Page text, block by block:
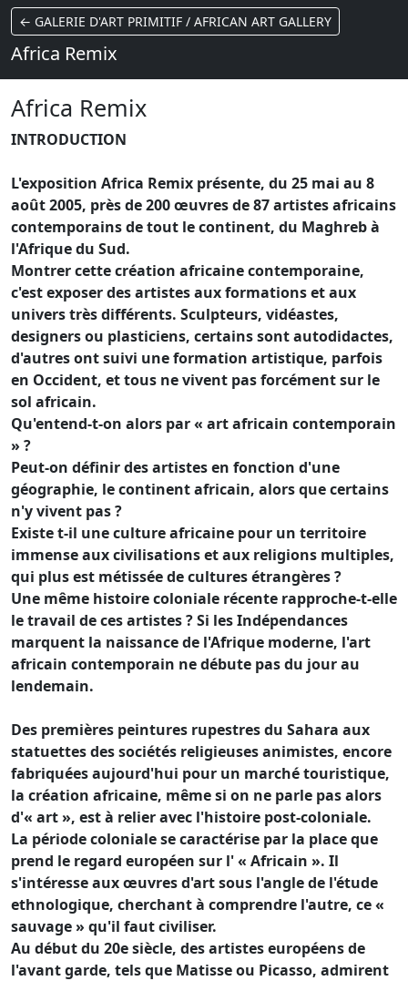
← GALERIE D'ART PRIMITIF / AFRICAN ART GALLERY
Africa Remix
Africa Remix
INTRODUCTION
L'exposition Africa Remix présente, du 25 mai au 8
août 2005, près de 200 œuvres de 87 artistes africains
contemporains de tout le continent, du Maghreb à
l'Afrique du Sud.
Montrer cette création africaine contemporaine,
c'est exposer des artistes aux formations et aux
univers très différents. Sculpteurs, vidéastes,
designers ou plasticiens, certains sont autodidactes,
d'autres ont suivi une formation artistique, parfois
en Occident, et tous ne vivent pas forcément sur le
sol africain.
Qu'entend-t-on alors par « art africain contemporain
» ?
Peut-on définir des artistes en fonction d'une
géographie, le continent africain, alors que certains
n'y vivent pas ?
Existe t-il une culture africaine pour un territoire
immense aux civilisations et aux religions multiples,
qui plus est métissée de cultures étrangères ?
Une même histoire coloniale récente rapproche-t-elle
le travail de ces artistes ? Si les Indépendances
marquent la naissance de l'Afrique moderne, l'art
africain contemporain ne débute pas du jour au
lendemain.
Des premières peintures rupestres du Sahara aux
statuettes des sociétés religieuses animistes, encore
fabriquées aujourd'hui pour un marché touristique,
la création africaine, même si on ne parle pas alors
d'« art », est à relier avec l'histoire post-coloniale.
La période coloniale se caractérise par la place que
prend le regard européen sur l' « Africain ». Il
s'intéresse aux œuvres d'art sous l'angle de l'étude
ethnologique, cherchant à comprendre l'autre, ce «
sauvage » qu'il faut civiliser.
Au début du 20e siècle, des artistes européens de
l'avant garde, tels que Matisse ou Picasso, admirent